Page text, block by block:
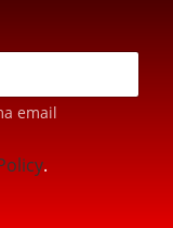
email
.